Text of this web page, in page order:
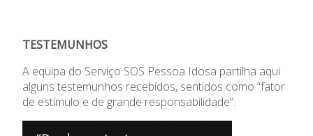
TESTEMUNHOS
A equipa do Serviço SOS Pessoa Idosa partilha aqui
alguns testemunhos recebidos, sentidos como “fator
de estímulo e de grande responsabilidade”: